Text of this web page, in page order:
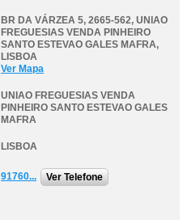
BR DA VÁRZEA 5, 2665-562, UNIAO
FREGUESIAS VENDA PINHEIRO
SANTO ESTEVAO GALES MAFRA,
LISBOA
Ver Mapa
UNIAO FREGUESIAS VENDA
PINHEIRO SANTO ESTEVAO GALES
MAFRA
LISBOA
91760... Ver Telefone